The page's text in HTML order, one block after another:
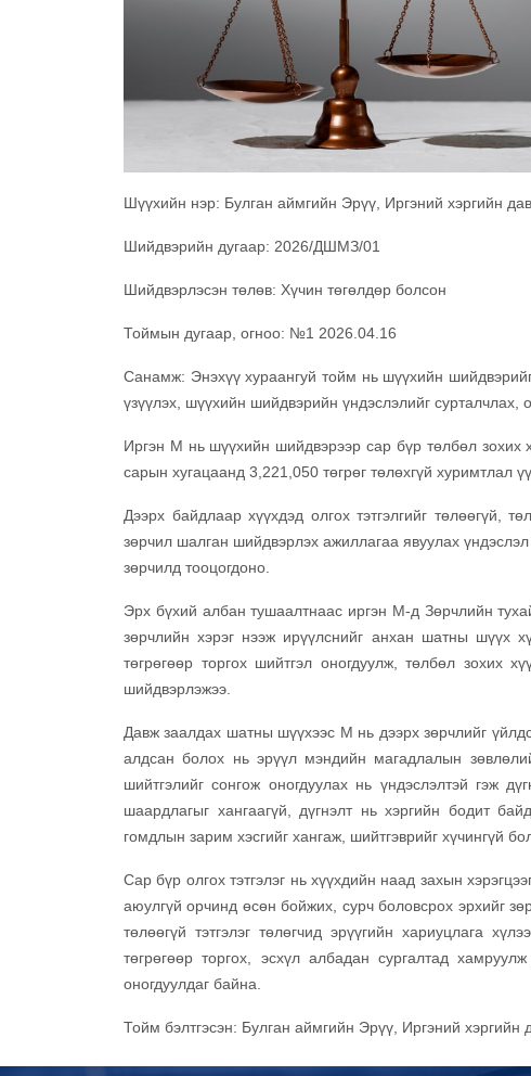
Шүүхийн нэр: Булган аймгийн Эрүү, Иргэний хэргийн
Шийдвэрийн дугаар: 2026/ДШМЗ/01
Шийдвэрлэсэн төлөв: Хүчин төгөлдөр болсон
Тоймын дугаар, огноо: №1 2026.04.16
Санамж: Энэхүү хураангуй тойм нь шүүхийн
үзүүлэх, шүүхийн шийдвэрийн үндэслэлийг сурталчлах,
Иргэн М нь шүүхийн шийдвэрээр сар бүр төлбөл зохих
сарын хугацаанд 3,221,050 төгрөг төлөхгүй хуримтлал
Дээрх байдлаар хүүхдэд олгох тэтгэлгийг төлөөгүй,
зөрчил шалган шийдвэрлэх ажиллагаа явуулах
зөрчилд тооцогдоно.
Эрх бүхий албан тушаалтнаас иргэн М-д Зөрчлийн
зөрчлийн хэрэг нээж ирүүлснийг анхан шатны шүүх
төгрөгөөр торгох шийтгэл оногдуулж, төлбөл зохих
шийдвэрлэжээ.
Давж заалдах шатны шүүхээс М нь дээрх зөрчлийг
алдсан болох нь эрүүл мэндийн магадлалын
шийтгэлийг сонгож оногдуулах нь үндэслэлтэй гэж
шаардлагыг хангаагүй, дүгнэлт нь хэргийн бодит
гомдлын зарим хэсгийг хангаж, шийтгэврийг хүчингүй
Сар бүр олгох тэтгэлэг нь хүүхдийн наад захын
аюулгүй орчинд өсөн бойжих, сурч боловсрох эрхийг
төлөөгүй тэтгэлэг төлөгчид эрүүгийн хариуцлага
төгрөгөөр торгох, эсхүл албадан сургалтад
оногдуулдаг байна.
Тойм бэлтгэсэн: Булган аймгийн Эрүү, Иргэний хэргийн